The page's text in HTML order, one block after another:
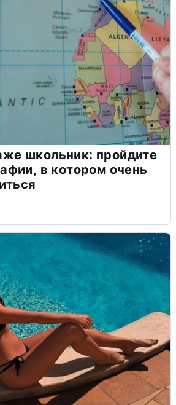
школьник: пройдите
в котором очень